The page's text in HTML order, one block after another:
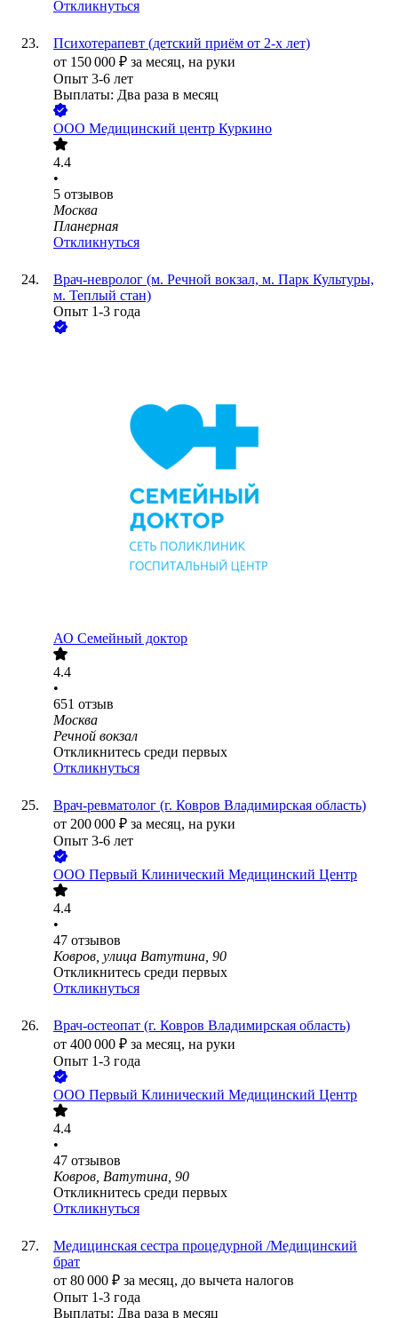
Откликнуться
Психотерапевт (детский приём от 2-х лет)
от 150 000 ₽ за месяц, на руки
Опыт 3-6 лет
Выплаты: Два раза в месяц
ООО Медицинский центр Куркино
4.4
•
5 отзывов
Москва
Планерная
Откликнуться
Врач-невролог (м. Речной вокзал, м. Парк Культуры,
м. Теплый стан)
Опыт 1-3 года
АО Семейный доктор
4.4
•
651 отзыв
Москва
Речной вокзал
Откликнитесь среди первых
Откликнуться
Врач-ревматолог (г. Ковров Владимирская область)
от 200 000 ₽ за месяц, на руки
Опыт 3-6 лет
ООО Первый Клинический Медицинский Центр
4.4
•
47 отзывов
Ковров, улица Ватутина, 90
Откликнитесь среди первых
Откликнуться
Врач-остеопат (г. Ковров Владимирская область)
от 400 000 ₽ за месяц, на руки
Опыт 1-3 года
ООО Первый Клинический Медицинский Центр
4.4
•
47 отзывов
Ковров, Ватутина, 90
Откликнитесь среди первых
Откликнуться
Медицинская сестра процедурной /Медицинский
брат
от 80 000 ₽ за месяц, до вычета налогов
Опыт 1-3 года
Выплаты: Два раза в месяц